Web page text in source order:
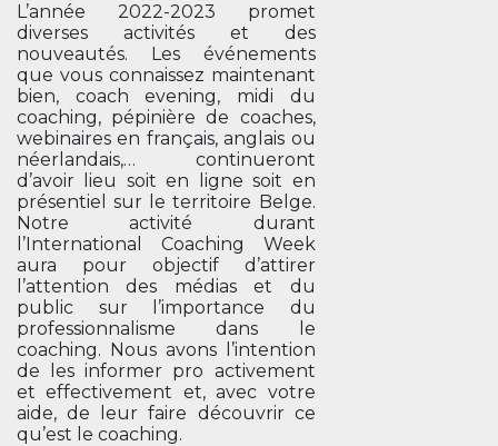
L’année 2022-2023 promet
diverses activités et des
nouveautés. Les événements
que vous connaissez maintenant
bien, coach evening, midi du
coaching, pépinière de coaches,
webinaires en français, anglais ou
néerlandais,… continueront
d’avoir lieu soit en ligne soit en
présentiel sur le territoire Belge.
Notre activité durant
l’International Coaching Week
aura pour objectif d’attirer
l’attention des médias et du
public sur l’importance du
professionnalisme dans le
coaching. Nous avons l’intention
de les informer pro activement
et effectivement et, avec votre
aide, de leur faire découvrir ce
qu’est le coaching.